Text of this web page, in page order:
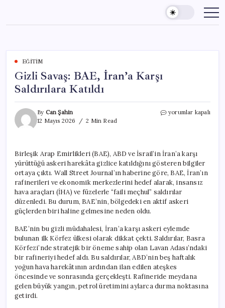
content
EĞITIM
Gizli Savaş: BAE, İran’a Karşı
Saldırılara Katıldı
By Can Şahin
12 Mayıs 2026
2 Min Read
Gizli
Saldırılara
Katıldı
için
yorumlar kapalı
Birleşik Arap Emirlikleri (BAE), ABD ve İsrail’in İran’a karşı
yürüttüğü askeri harekâta gizlice katıldığını gösteren bilgiler
ortaya çıktı. Wall Street Journal’ın haberine göre, BAE, İran’ın
rafinerileri ve ekonomik merkezlerini hedef alarak, insansız
hava araçları (İHA) ve füzelerle “faili meçhul” saldırılar
düzenledi. Bu durum, BAE’nin, bölgedeki en aktif askeri
güçlerden biri haline gelmesine neden oldu.
BAE’nin bu gizli müdahalesi, İran’a karşı askeri eylemde
bulunan ilk Körfez ülkesi olarak dikkat çekti. Saldırılar, Basra
Körfezi’nde stratejik bir öneme sahip olan Lavan Adası’ndaki
bir rafineriyi hedef aldı. Bu saldırılar, ABD’nin beş haftalık
yoğun hava harekâtının ardından ilan edilen ateşkes
öncesinde ve sonrasında gerçekleşti. Rafineride meydana
gelen büyük yangın, petrol üretimini aylarca durma noktasına
getirdi.